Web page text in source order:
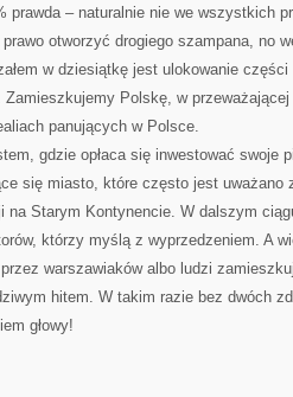
prawda – naturalnie nie we wszystkich
otworzyć drogiego szampana, no
w dziesiątkę jest ulokowanie
Zamieszkujemy Polskę, w
panujących w Polsce.
gdzie opłaca się inwestować swoje
się miasto, które często jest uważano
na Starym Kontynencie. W dalszym
którzy myślą z wyprzedzeniem. A
warszawiaków albo ludzi
hitem. W takim razie bez dwóch
głowy!